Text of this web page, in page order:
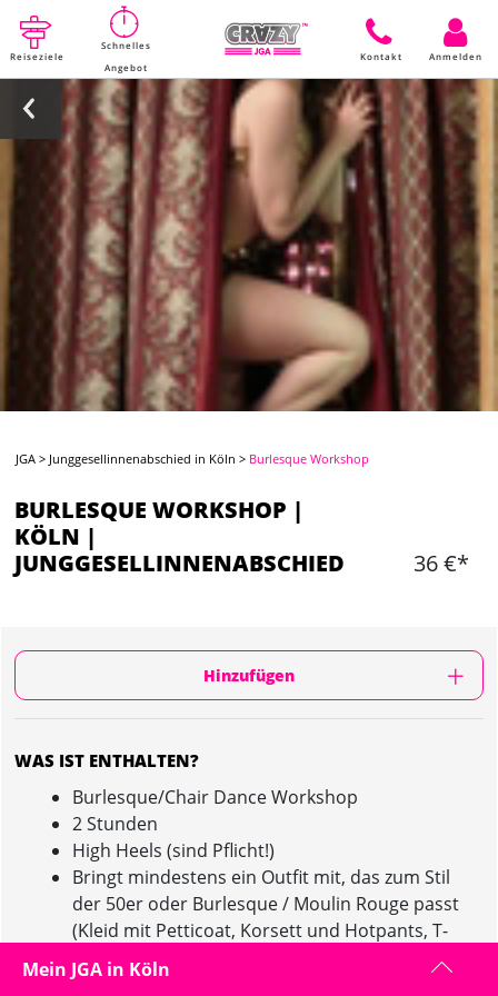
Reiseziele
Schnelles
Angebot
Kontakt Anmelden
JGA > Junggesellinnenabschied in Köln > Burlesque Workshop
BURLESQUE WORKSHOP |
KÖLN |
JUNGGESELLINNENABSCHIED
36 €*
Hinzufügen
WAS IST ENTHALTEN?
Burlesque/Chair Dance Workshop
2 Stunden
High Heels (sind Pflicht!)
Bringt mindestens ein Outfit mit, das zum Stil
der 50er oder Burlesque / Moulin Rouge passt
(Kleid mit Petticoat, Korsett und Hotpants, T-
Shirt (am besten in Rot) mit schwarzer Shorts, ...)
Max 12 Leuten
Mein JGA in Köln